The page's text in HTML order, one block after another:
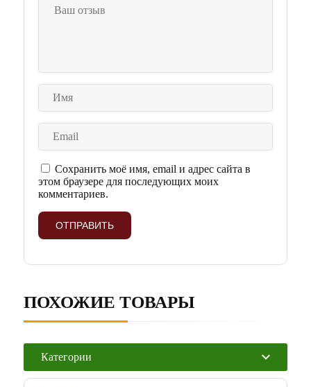
Категории
Сохранить моё имя, email и адрес сайта в
этом браузере для последующих моих
комментариев.
ПОХОЖИЕ ТОВАРЫ